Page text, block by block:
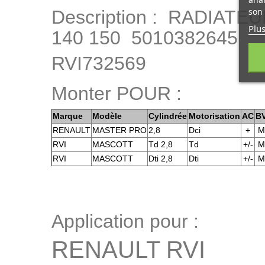
Description :
140 150 5010382645
RVI732569
Monter POUR :
Marque Modèle Cylindrée Motorisation AC
RENAULT MASTER PRO 2,8 Dci + M
RVI
MASCOTT Td 2,8 Td +/- M
RVI
MASCOTT Dti 2,8 Dti +/- M
Application pour :
RENAULT RVI
son